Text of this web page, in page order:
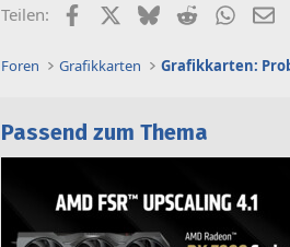
Teilen: FacebookX (Twitter)
BlueskyReddit
Foren Grafikkarten Grafikkarten:
Passend zum Thema